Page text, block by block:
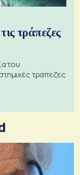
τράπεζες
του
τράπεζες